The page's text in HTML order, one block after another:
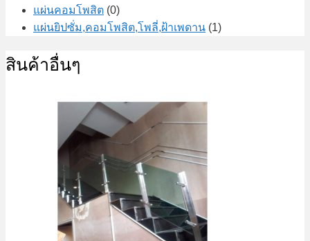
แผ่นคอมโพสิต (0)
แผ่นยิปซั่ม,คอมโพสิต,โพลี่,ฝ้าเพดาน (1)
สินค้าอื่นๆ